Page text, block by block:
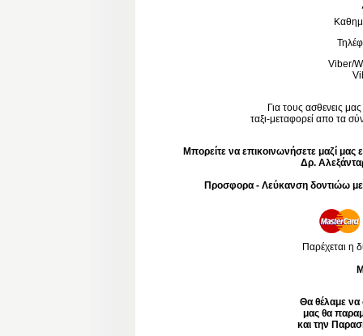
Viber/
Για τους ασθενεις
ταξι-μεταφορεί απο τα
Μπορείτε να επικοινωνήσετε μαζί
Δρ.
Προσφορα - Λεύκανση δοντιώω με
Παρέχεται η
Θα θέλαμε να
μας θα
και την